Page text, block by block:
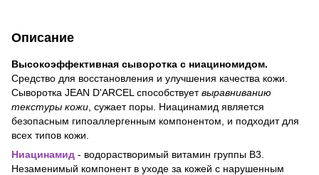
Описание
Высокоэффективная сыворотка с ниациномидом.
Средство для восстановления и улучшения качества кожи.
Сыворотка JEAN D'ARCEL способствуетвыравниванию
текстуры кожи , сужает поры. Ниацинамид является
безопасным гипоаллергенным компонентом, и подходит для
всех типов кожи.
Ниацинамид - водорастворимый витамин группы В3.
Незаменимый компонент в уходе за кожей с нарушенным